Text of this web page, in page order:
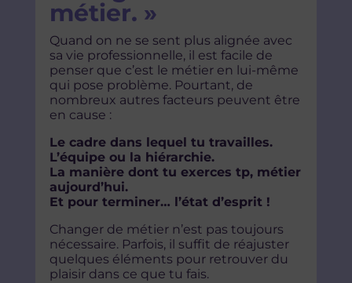
métier. »
Quand on ne se sent plus alignée avec
sa vie professionnelle, il est facile de
penser que c’est le métier en lui-même
qui pose problème. Pourtant, de
nombreux autres facteurs peuvent être
en cause :
Le cadre dans lequel tu travailles.
L’équipe ou la hiérarchie.
La manière dont tu exerces tp, métier
aujourd’hui.
Et pour terminer… l’état d’esprit !
Changer de métier n’est pas toujours
nécessaire. Parfois, il suffit de réajuster
quelques éléments pour retrouver du
plaisir dans ce que tu fais.